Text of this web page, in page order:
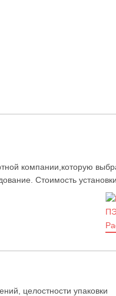
компании,которую
Стоимость
целостности упаковки